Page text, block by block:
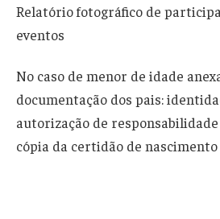
Relatório fotográfico de
eventos
No caso de menor de idade
documentação dos pais:
autorização de
cópia da certidão de